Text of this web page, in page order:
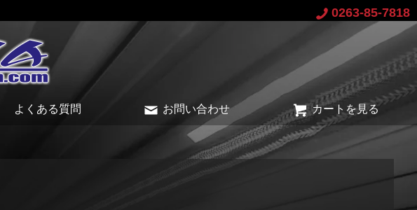
0263-85-7818
よくある質問 お問い合わせ カートを見る